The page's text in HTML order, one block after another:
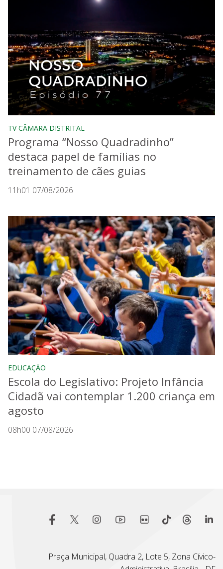
TV CÂMARA DISTRITAL
Programa “Nosso Quadradinho”
destaca papel de famílias no
treinamento de cães guias
11h01 07/08/2026
EDUCAÇÃO
Escola do Legislativo: Projeto Infância
Cidadã vai contemplar 1.200 criança em
agosto
08h00 07/08/2026
Praça Municipal, Quadra 2, Lote 5, Zona Cívico-